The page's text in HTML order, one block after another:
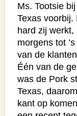
Ms. Tootsie
Texas
hard zij werkt,
morgens tot
van de
Één van de
was de Pork
Texas,
kant op